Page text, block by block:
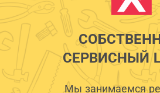
СЕРВИСНЫЙ
Мы занимаемся